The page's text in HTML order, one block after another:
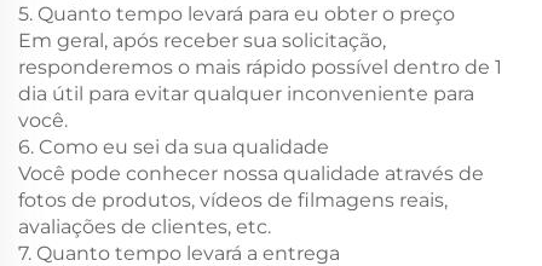
5. Quanto tempo levará para eu obter o preço
Em geral, após receber sua solicitação,
responderemos o mais rápido possível dentro de 1
dia útil para evitar qualquer inconveniente para
você.
6. Como eu sei da sua qualidade
Você pode conhecer nossa qualidade através de
fotos de produtos, vídeos de filmagens reais,
avaliações de clientes, etc.
7. Quanto tempo levará a entrega